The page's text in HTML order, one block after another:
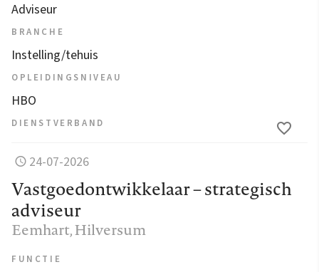
Adviseur
BRANCHE
Instelling/tehuis
OPLEIDINGSNIVEAU
HBO
DIENSTVERBAND
24-07-2026
Vastgoedontwikkelaar – strategisch
adviseur
Eemhart, Hilversum
FUNCTIE